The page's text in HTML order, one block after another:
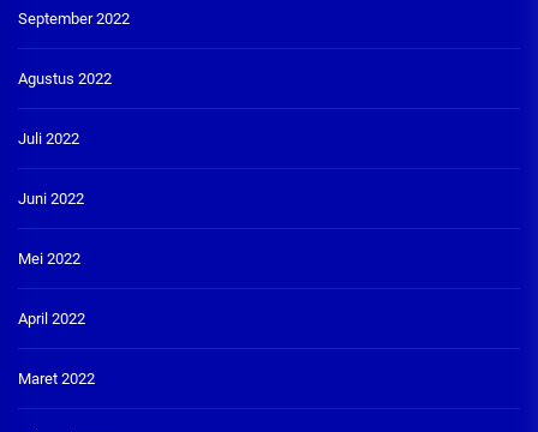
September 2022
Agustus 2022
Juli 2022
Juni 2022
Mei 2022
April 2022
Maret 2022